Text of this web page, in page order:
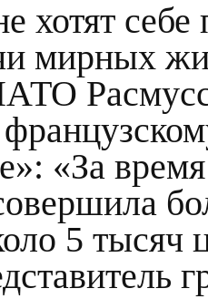
хотят
мирных
«За
5 тысяч